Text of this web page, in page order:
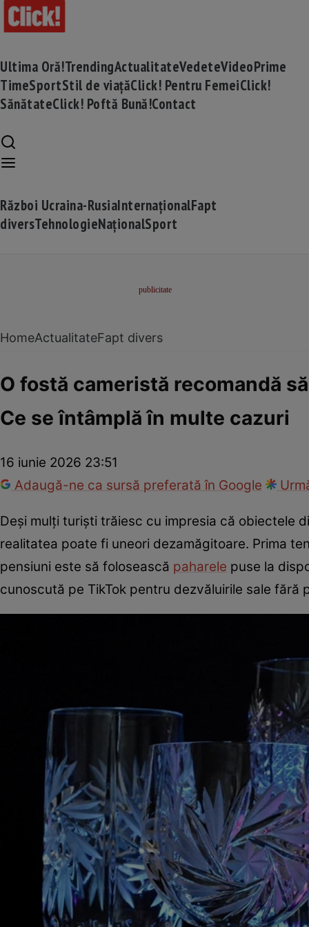
Ultima Oră!TrendingActualitateVedeteVideoPrime
TimeSportStil de viațăClick! Pentru FemeiClick!
SănătateClick! Poftă Bună!Contact
Război Ucraina-RusiaInternaționalFapt
diversTehnologieNaționalSport
HomeActualitateFapt divers
O fostă cameristă recomandă
Ce se întâmplă în multe cazuri
16 iunie 2026 23:51
Adaugă-ne ca sursă preferată în Google
Deși mulți turiști trăiesc cu impresia că obiectele
realitatea poate fi uneori dezamăgitoare. Prima
pensiuni este să folosească paharele puse la
cunoscută pe TikTok pentru dezvăluirile sale